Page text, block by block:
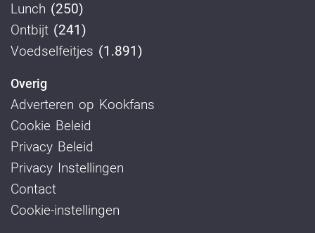
Lunch (250)
Ontbijt (241)
Voedselfeitjes (1.891)
Overig
Adverteren op Kookfans
Cookie Beleid
Privacy Beleid
Privacy Instellingen
Contact
Cookie-instellingen